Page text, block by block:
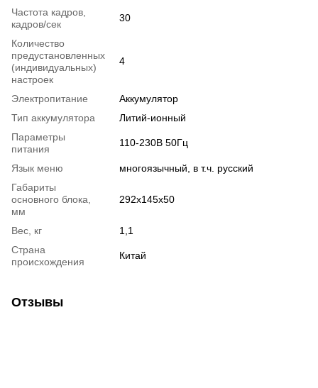
Частота кадров,
кадров/сек
30
Количество
предустановленных
(индивидуальных)
настроек
4
Электропитание
Аккумулятор
Тип аккумулятора
Литий-ионный
Параметры
питания
110-230В 50Гц
Язык меню
многоязычный, в т.ч. русский
Габариты
основного блока,
мм
292х145х50
Вес, кг
1,1
Страна
происхождения
Китай
Отзывы